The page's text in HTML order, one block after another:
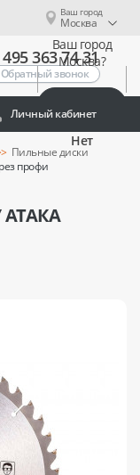
Ваш город
Москва
Ваш город
Москва?
Нет
363 74 31
Обратный звонок
Личный кабинет
Пильные диски
профи